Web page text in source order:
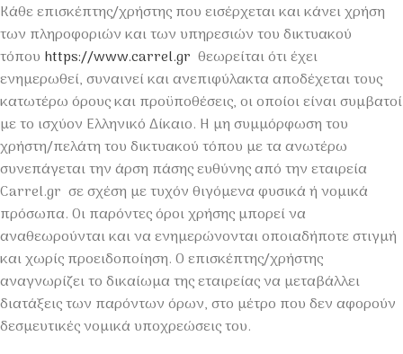
Κάθε επισκέπτης/χρήστης που εισέρχεται και κάνει χρήση
των πληροφοριών και των υπηρεσιών του δικτυακού
τόπου https://www.carrel.gr θεωρείται ότι έχει
ενημερωθεί, συναινεί και ανεπιφύλακτα αποδέχεται τους
κατωτέρω όρους και προϋποθέσεις, οι οποίοι είναι συμβατοί
με το ισχύον Ελληνικό Δίκαιο. Η μη συμμόρφωση του
χρήστη/πελάτη του δικτυακού τόπου με τα ανωτέρω
συνεπάγεται την άρση πάσης ευθύνης από την εταιρεία
Carrel.gr σε σχέση με τυχόν θιγόμενα φυσικά ή νομικά
πρόσωπα. Οι παρόντες όροι χρήσης μπορεί να
αναθεωρούνται και να ενημερώνονται οποιαδήποτε στιγμή
και χωρίς προειδοποίηση. Ο επισκέπτης/χρήστης
αναγνωρίζει το δικαίωμα της εταιρείας να μεταβάλλει
διατάξεις των παρόντων όρων, στο μέτρο που δεν αφορούν
δεσμευτικές νομικά υποχρεώσεις του.